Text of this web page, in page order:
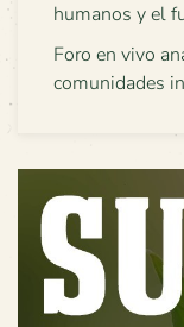
humanos y el
Foro en vivo
comunidades